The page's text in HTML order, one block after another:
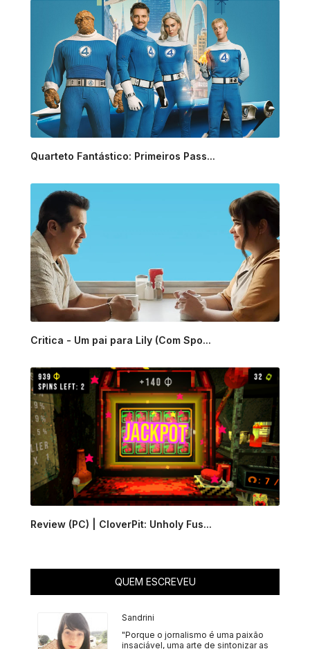
Quarteto Fantástico: Primeiros Pass...
Critica - Um pai para Lily (Com Spo...
Review (PC) | CloverPit: Unholy Fus...
QUEM ESCREVEU
Sandrini
"Porque o jornalismo é uma paixão
insaciável, uma arte de sintonizar as